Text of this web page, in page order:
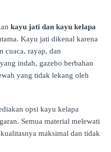
kayu jati dan kayu kelapa
Kayu jati dikenal karena
cuaca, rayap, dan
indah, gazebo berbahan
yang tidak lekang oleh
opsi kayu kelapa
Semua material melewati
maksimal dan tidak